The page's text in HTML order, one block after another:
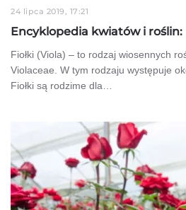
24 lipca 2019, 17:21
Encyklopedia kwiatów i roślin:
Fiołki (Viola) – to rodzaj wiosennych
Violaceae. W tym rodzaju występuje
Fiołki są rodzime dla…